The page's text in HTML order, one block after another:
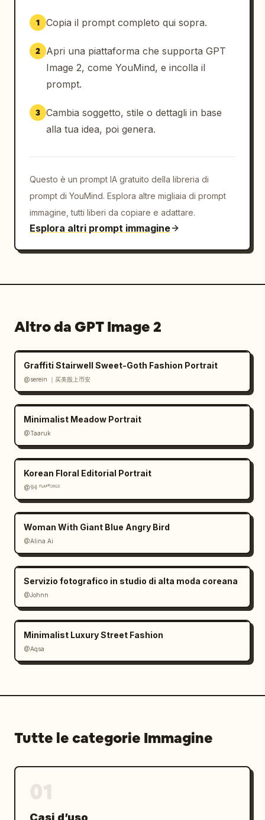
1 Copia il prompt completo qui sopra.
2
Apri una piattaforma che supporta GPT
Image 2, come YouMind, e incolla il
prompt.
3 Cambia soggetto, stile o dettagli in base
alla tua idea, poi genera.
Questo è un prompt IA gratuito della libreria di
prompt di YouMind. Esplora altre migliaia di prompt
immagine, tutti liberi da copiare e adattare.
Esplora altri prompt immagine
Altro da GPT Image 2
Graffiti Stairwell Sweet-Goth Fashion Portrait
@serein ｜买美股上币安
Minimalist Meadow Portrait
@Taaruk
Korean Floral Editorial Portrait
@𝟡𝟜 ᴾᴸᴬʸᶠᴼᴿᴳᴱ
Woman With Giant Blue Angry Bird
@Alina Ai
Servizio fotografico in studio di alta moda coreana
@Johnn
Minimalist Luxury Street Fashion
@Aqsa
Tutte le categorie Immagine
Casi d’uso